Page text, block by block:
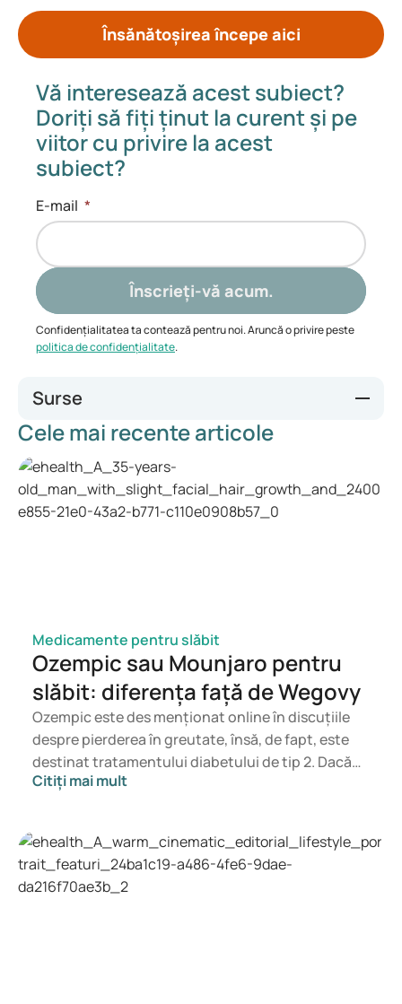
Însănătoșirea începe aici
Vă interesează acest subiect?
Doriți să fiți ținut la curent și pe
viitor cu privire la acest
subiect?
E-mail *
Înscrieți-vă acum.
Confidențialitatea ta contează pentru noi. Aruncă o privire peste
politica de confidențialitate.
Surse
Sexually Transmitted Infections (STIs) | STI | CDC
Sexually Transmitted Infections (STIs) | STI | CDC
Soa | RIVM
Soa | Thuisarts.nl
Cele mai recente articole
Medicamente pentru slăbit
Ozempic sau Mounjaro pentru
slăbit: diferența față de Wegovy
Ozempic este des menționat online în discuțiile
despre pierderea în greutate, însă, de fapt, este
destinat tratamentului diabetului de tip 2. Dacă
ești în căutarea unui tratament pentru controlul
tratamentului potrivit va fi făcută de un medic, în
funcție de starea ta de sănătate, indicele de masă
corporală (IMC) și utilizarea altor medicamente.
Citiți mai mult